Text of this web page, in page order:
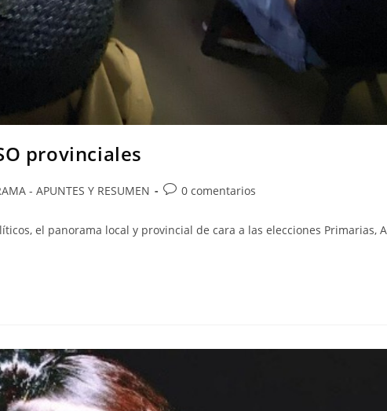
provinciales
- APUNTES Y RESUMEN 0 comentarios
el panorama local y provincial de cara a las elecciones Primarias,